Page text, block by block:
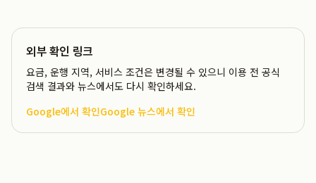
외부 확인 링크
요금, 운행 지역, 서비스 조건은 변경될 수 있으니 이용 전 공식
검색 결과와 뉴스에서도 다시 확인하세요.
Google에서 확인Google 뉴스에서 확인